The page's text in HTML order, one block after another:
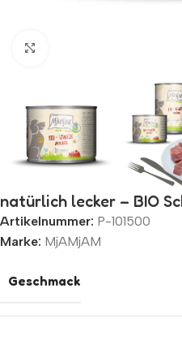
natürlich lecker – BIO
Artikelnummer: P-101500
Marke: MjAMjAM
Geschmack